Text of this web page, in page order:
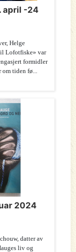
april -24
Helge
Lofotfiske» var
formidler
tiden fø...
2024
datter av
liv og